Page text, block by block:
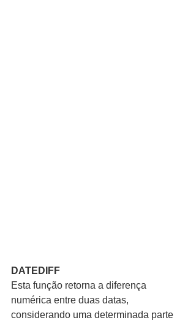
DATEDIFF
Esta função retorna a diferença
numérica entre duas datas,
considerando uma determinada parte